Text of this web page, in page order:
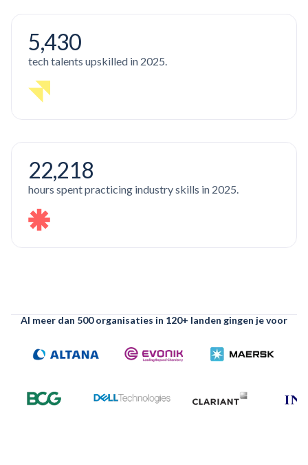
5,430
tech talents upskilled in 2025.
22,218
hours spent practicing industry skills in 2025.
Al meer dan 500 organisaties in 120+ landen gingen je voor